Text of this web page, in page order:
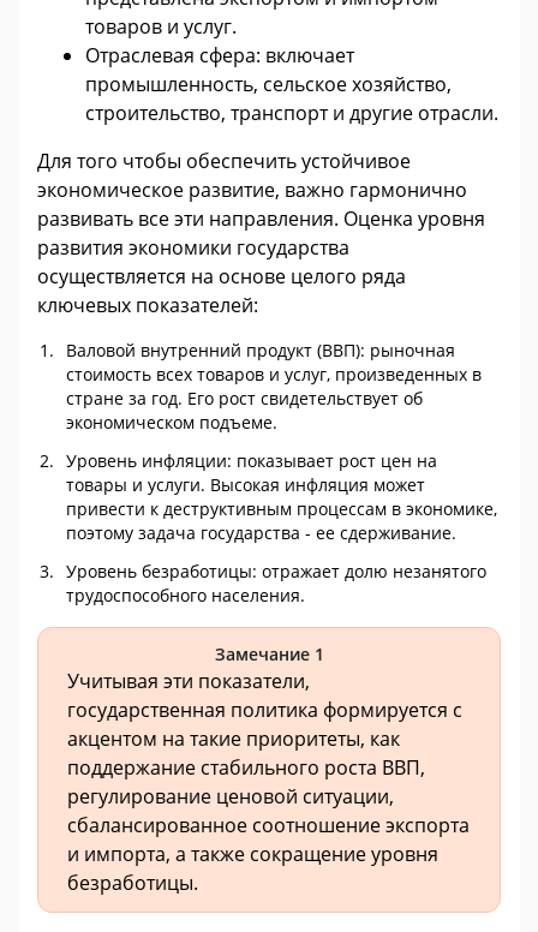
товаров и услуг.
Отраслевая сфера: включает
промышленность, сельское хозяйство,
строительство, транспорт и другие отрасли.
Для того чтобы обеспечить устойчивое
экономическое развитие, важно гармонично
развивать все эти направления. Оценка уровня
развития экономики государства
осуществляется на основе целого ряда
ключевых показателей:
Валовой внутренний продукт (ВВП): рыночная
стоимость всех товаров и услуг, произведенных в
стране за год. Его рост свидетельствует об
экономическом подъеме.
Уровень инфляции: показывает рост цен на
товары и услуги. Высокая инфляция может
привести к деструктивным процессам в экономике,
поэтому задача государства - ее сдерживание.
Уровень безработицы: отражает долю незанятого
трудоспособного населения.
Замечание 1
Учитывая эти показатели,
государственная политика формируется с
акцентом на такие приоритеты, как
поддержание стабильного роста ВВП,
регулирование ценовой ситуации,
сбалансированное соотношение экспорта
и импорта, а также сокращение уровня
безработицы.